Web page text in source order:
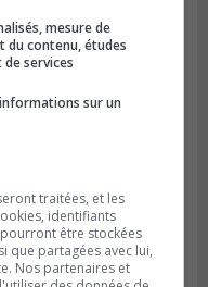
mesure de
du contenu, études
de services
sur un
traitées, et les
identifiants
être stockées
que partagées avec lui,
Nos partenaires et